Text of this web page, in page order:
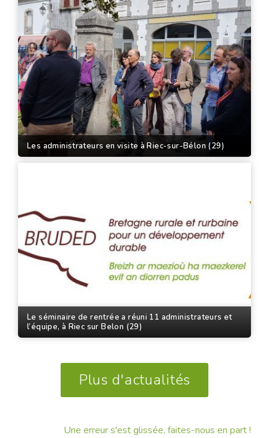
Les administrateurs en visite à Riec-sur-Bélon (29)
Le séminaire de rentrée a réuni 11 administrateurs et
l’équipe, à Riec sur Belon (29)
Plus d'actualités
Une erreur s'est glissée, faites-nous en part !